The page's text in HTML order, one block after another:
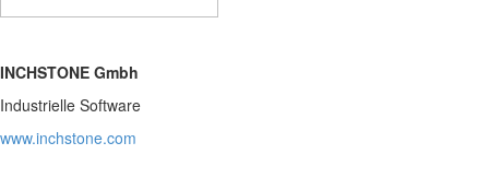
INCHSTONE Gmbh
Industrielle Software
www.inchstone.com